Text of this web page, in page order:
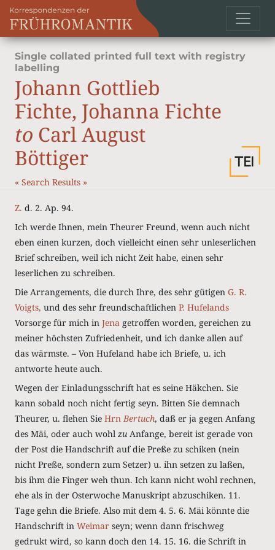
Single collated printed full text with registry
labelling
Johann Gottlieb
Fichte, Johanna Fichte
to Carl August
Böttiger
« Search Results »
Z. d. 2. Ap. 94.
Ich werde Ihnen, mein Theurer Freund, wenn auch nicht
eben einen kurzen, doch vielleicht einen sehr unleserlichen
Brief schreiben, weil ich nicht Zeit habe, einen sehr
leserlichen zu schreiben.
Die Arrangements, die durch Ihre, des sehr gütigen G. R.
Voigts, und des sehr freundschaftlichen P. Hufelands
Vorsorge für mich in Jena getroffen worden, gereichen zu
meiner höchsten Zufriedenheit, und ich danke allen auf
das wärmste. – Von Hufeland habe ich Briefe, u. ich
antworte heute auch.
Wegen der Einladungsschrift hat es seine Häkchen. Sie
kann sobald noch nicht fertig seyn. Bitten Sie demnach
Theurer, u. flehen Sie HrnBertuch, daß er ja gegen Anfang
des Mäi, oder auch wohl zu Anfange, bereit ist gerade von
der Post die Handschrift auf die Preße zu schiken (nein
nicht Preße, sondern zum Setzer) u. ihn setzen zu laßen,
bis ihm die Finger weh thun. Ich kann nicht wohl rechnen,
ehe als in der Osterwoche Manuskript abzuschiken. 11.
Tage gehn die Briefe. Also mit dem 4. 5. 6. Mäi könnte die
Handschrift in Weimar seyn; wenn dann frischweg
gedrukt wird, so kann doch den 14. 15. 16. die Schrift in